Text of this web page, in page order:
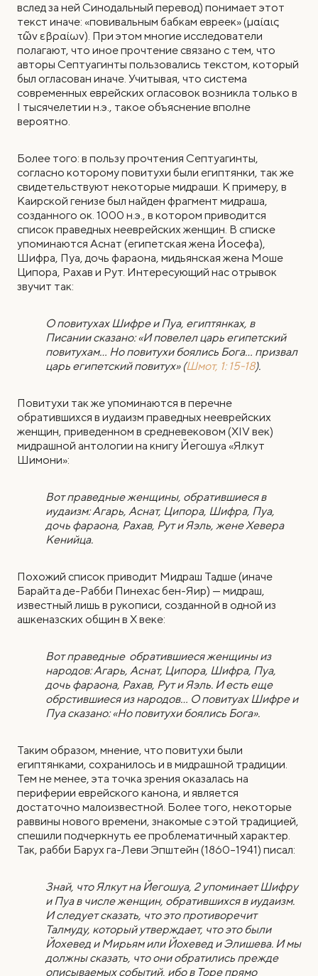
вслед за ней Синодальный перевод) понимает этот
текст иначе: «повивальным бабкам евреек» (μαίαις
τῶν εβραίων). При этом многие исследователи
полагают, что иное прочтение связано с тем, что
авторы Септуагинты пользовались текстом, который
был огласован иначе. Учитывая, что система
современных еврейских огласовок возникла только в
I тысячелетии н.э., такое объяснение вполне
вероятно.
Более того: в пользу прочтения Септуагинты,
согласно которому повитухи были египтянки, так же
свидетельствуют некоторые мидраши. К примеру, в
Каирской генизе был найден фрагмент мидраша,
созданного ок. 1000 н.э., в котором приводится
список праведных нееврейских женщин. В списке
упоминаются Аснат (египетская жена Йосефа),
Шифра, Пуа, дочь фараона, мидьянская жена Моше
Ципора, Рахав и Рут. Интересующий нас отрывок
звучит так:
О повитухах Шифре и Пуа, египтянках, в
Писании сказано: «И повелел царь египетский
повитухам… Но повитухи боялись Бога… призвал
царь египетский повитух» (Шмот, 1: 15-18).
Повитухи так же упоминаются в перечне
обратившихся в иудаизм праведных нееврейских
женщин, приведенном в средневековом (XIV век)
мидрашной антологии на книгу Йегошуа «Ялкут
Шимони»:
Вот праведные женщины, обратившиеся в
иудаизм: Агарь, Аснат, Ципора, Шифра, Пуа,
дочь фараона, Рахав, Рут и Яэль, жене Хевера
Кенийца.
Похожий список приводит Мидраш Тадше (иначе
Барайта де-Рабби Пинехас бен-Яир) — мидраш,
известный лишь в рукописи, созданной в одной из
ашкеназских общин в Х веке:
Вот праведные обратившиеся женщины из
народов: Агарь, Аснат, Ципора, Шифра, Пуа,
дочь фараона, Рахав, Рут и Яэль. И есть еще
обрстившиеся из народов… О повитуах Шифре и
Пуа сказано: «Но повитухи боялись Бога».
Таким образом, мнение, что повитухи были
египтянками, сохранилось и в мидрашной традиции.
Тем не менее, эта точка зрения оказалась на
периферии еврейского канона, и является
достаточно малоизвестной. Более того, некоторые
раввины нового времени, знакомые с этой традицией,
спешили подчеркнуть ее проблематичный характер.
Так, рабби Барух га-Леви Эпштейн (1860–1941) писал:
Знай, что Ялкут на Йегошуа, 2 упоминает Шифру
и Пуа в числе женщин, обратившихся в иудаизм.
И следует сказать, что это противоречит
Талмуду, который утверждает, что это были
Йохевед и Мирьям или Йохевед и Элишева. И мы
должны сказать, что они обратились прежде
описываемых событий, ибо в Торе прямо